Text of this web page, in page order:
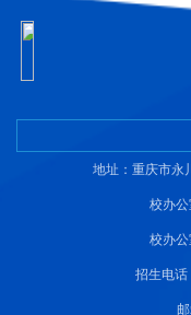
地址：重庆市永
校办公
校办公
招生电话